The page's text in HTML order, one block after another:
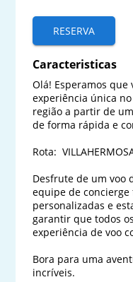
RESERVA
Caracteristicas
Olá! Esperamos
experiência única
região a partir de
de forma rápida e
Rota:
Desfrute de um voo
equipe de
personalizadas e
garantir que todos
experiência de voo
Bora para uma
incríveis.